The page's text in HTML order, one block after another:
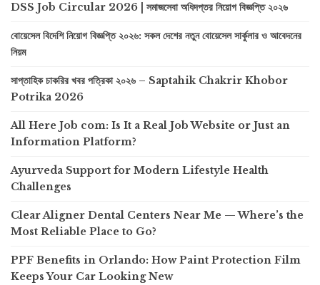
DSS Job Circular 2026 | সমাজসেবা অধিদপ্তর নিয়োগ বিজ্ঞপ্তি ২০২৬
বোয়েসেল বিদেশি নিয়োগ বিজ্ঞপ্তি ২০২৬: সকল দেশের নতুন বোয়েসেল সার্কুলার ও আবেদনের
নিয়ম
সাপ্তাহিক চাকরির খবর পত্রিকা ২০২৬ – Saptahik Chakrir Khobor
Potrika 2026
All Here Job com: Is It a Real Job Website or Just an
Information Platform?
Ayurveda Support for Modern Lifestyle Health
Challenges
Clear Aligner Dental Centers Near Me — Where’s the
Most Reliable Place to Go?
PPF Benefits in Orlando: How Paint Protection Film
Keeps Your Car Looking New